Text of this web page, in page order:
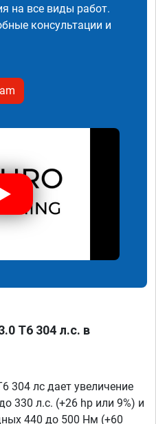
на все виды работ.
консультации и
T6 304 л.с. в
304 лс дает увеличение
330 л.с. (+26 hp или 9%) и
440 до 500 Нм (+60